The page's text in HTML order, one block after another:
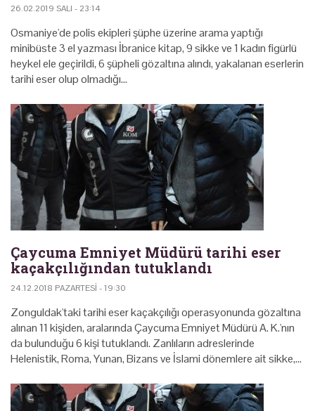
26.02.2019 SALI - 23:14
Osmaniye'de polis ekipleri şüphe üzerine arama yaptığı
minibüste 3 el yazması İbranice kitap, 9 sikke ve 1 kadın figürlü
heykel ele geçirildi, 6 şüpheli gözaltına alındı, yakalanan eserlerin
tarihi eser olup olmadığı…
Çaycuma Emniyet Müdürü tarihi eser
kaçakçılığından tutuklandı
24.12.2018 PAZARTESI - 19:30
Zonguldak'taki tarihi eser kaçakçılığı operasyonunda gözaltına
alınan 11 kişiden, aralarında Çaycuma Emniyet Müdürü A. K.'nın
da bulunduğu 6 kişi tutuklandı. Zanlıların adreslerinde
Helenistik, Roma, Yunan, Bizans ve İslami dönemlere ait sikke,…